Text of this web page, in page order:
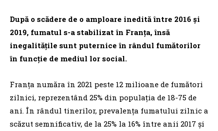
După o scădere de o amploare inedită între 2016 şi
2019, fumatul s-a stabilizat în Franţa, însă
inegalităţile sunt puternice în rândul fumătorilor
în funcţie de mediul lor social.
Franţa număra în 2021 peste 12 milioane de fumători
zilnici, reprezentând 25% din populaţia de 18-75 de
ani. În rândul tinerilor, prevalenţa fumatului zilnic a
scăzut semnificativ, de la 25% la 16% între anii 2017 şi